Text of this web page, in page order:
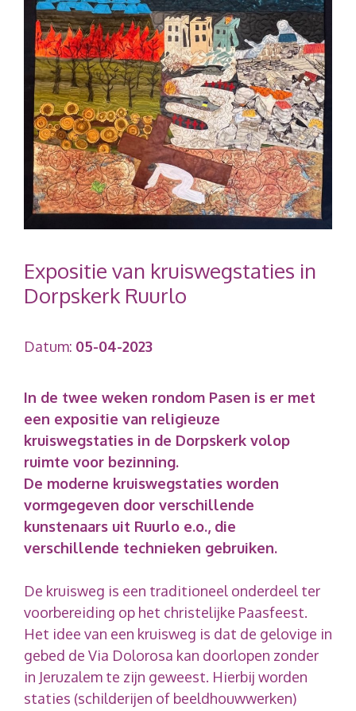
Expositie van kruiswegstaties in
Dorpskerk Ruurlo
Datum: 05-04-2023
In de twee weken rondom Pasen is er met
een expositie van religieuze
kruiswegstaties in de Dorpskerk volop
ruimte voor bezinning.
De moderne kruiswegstaties worden
vormgegeven door verschillende
kunstenaars uit Ruurlo e.o., die
verschillende technieken gebruiken.
De kruisweg is een traditioneel onderdeel ter
voorbereiding op het christelijke Paasfeest.
Het idee van een kruisweg is dat de gelovige in
gebed de Via Dolorosa kan doorlopen zonder
in Jeruzalem te zijn geweest. Hierbij worden
staties (schilderijen of beeldhouwwerken)